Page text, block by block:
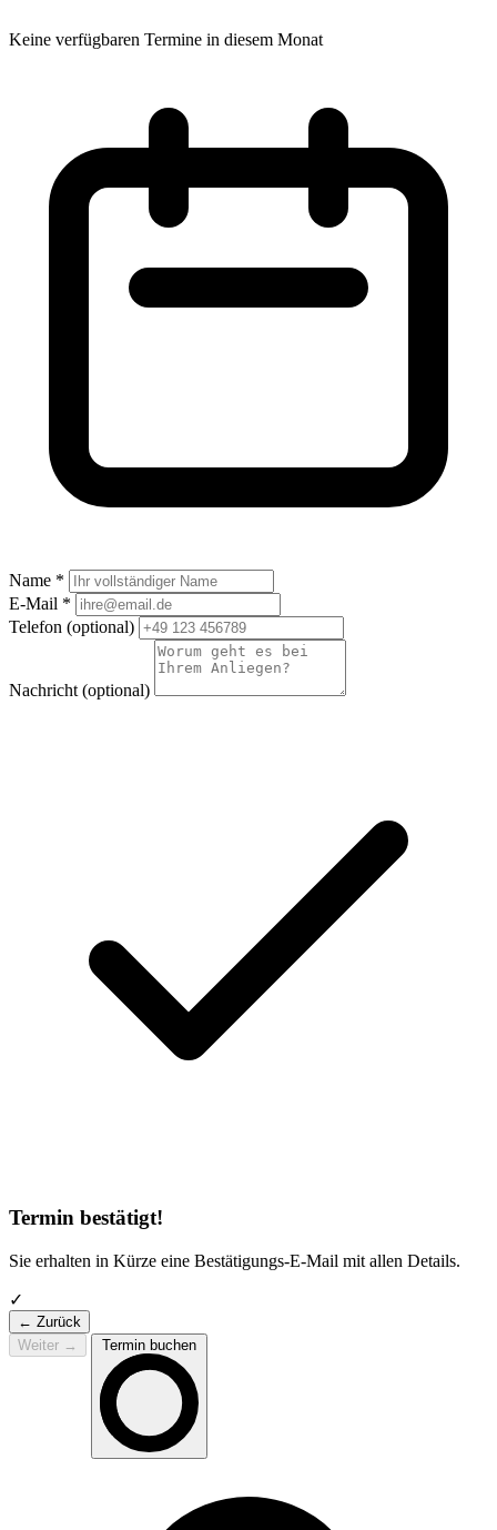
Keine verfügbaren Termine in diesem Monat
Name *
E-Mail *
Telefon (optional)
Nachricht (optional)
Termin bestätigt!
Sie erhalten in Kürze eine Bestätigungs-E-Mail mit allen Details.
✓
← Zurück
Weiter → Termin buchen